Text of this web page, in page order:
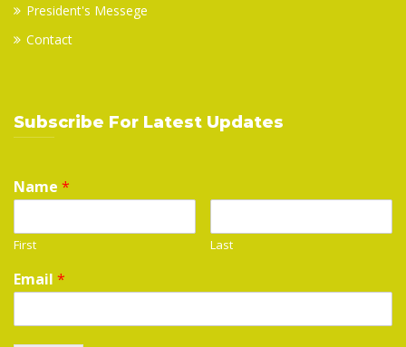
President's Messege
Contact
Subscribe For Latest Updates
Name *
First Last
Email *